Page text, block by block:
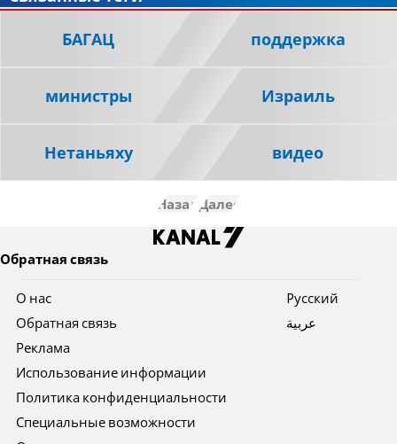
БАГАЦ поддержка
министры Израиль
Нетаньяху видео
Назад Далее
Обратная связь
О нас
Обратная связь
Реклама
Использование информации
Политика конфиденциальности
Специальные возможности
Pусский
عربية